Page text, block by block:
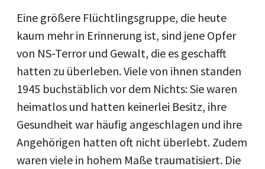
Eine größere Flüchtlingsgruppe, die heute
kaum mehr in Erinnerung ist, sind jene Opfer
von NS-Terror und Gewalt, die es geschafft
hatten zu überleben. Viele von ihnen standen
1945 buchstäblich vor dem Nichts: Sie waren
heimatlos und hatten keinerlei Besitz, ihre
Gesundheit war häufig angeschlagen und ihre
Angehörigen hatten oft nicht überlebt. Zudem
waren viele in hohem Maße traumatisiert. Die